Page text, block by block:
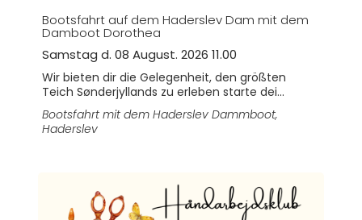
Bootsfahrt auf dem Haderslev Dam mit dem
Damboot Dorothea
Samstag d. 08 August. 2026 11.00
Wir bieten dir die Gelegenheit, den größten
Teich Sønderjyllands zu erleben starte dei...
Bootsfahrt mit dem Haderslev Dammboot,
Haderslev